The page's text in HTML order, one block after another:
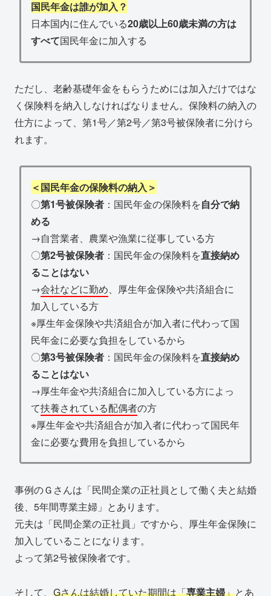
国民年金は誰が加入？
日本国内に住んでいる20歳以上60歳未満の方は
すべて国民年金に加入する
ただし、老齢基礎年金をもらうためには加入だけではな
く保険料を納入しなければなりません。保険料の納入の
仕方によって、第1号／第2号／第3号被保険者に分けら
れます。
＜国民年金の保険料の納入＞
〇第1号被保険者 ：国民年金の保険料を自分で納
める
→自営業者、農業や漁業に従事している方
〇第2号被保険者 ：国民年金の保険料を直接納め
ることはない
→会社などに勤め、厚生年金保険や共済組合に
加入している方
※厚生年金保険や共済組合が加入者に代わって国
民年金に必要な負担をしているから
〇第3号被保険者 ：国民年金の保険料を直接納め
ることはない
→厚生年金や共済組合に加入している方によっ
て扶養されている配偶者の方
※厚生年金や共済組合が加入者に代わって国民年
金に必要な費用を負担しているから
事例のＧさんは「民間企業の正社員として働く夫と結婚
後、5年間専業主婦」とあります。
元夫は「民間企業の正社員」ですから、厚生年金保険に
加入していることになります。
よって第2号被保険者です。
そして、 Gさんは結婚していた期間は「専業主婦」とあ